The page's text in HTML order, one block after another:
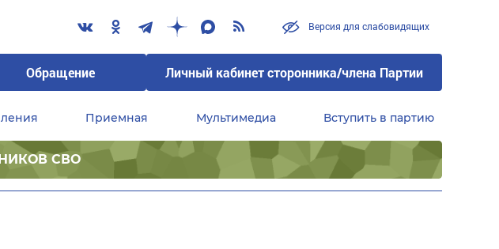
Версия для слабовидящих
Обращение Личный кабинет сторонника/члена Партии
Приемная Мультимедиа Вступить в партию
СВО